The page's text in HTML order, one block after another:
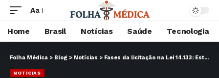
Aa
Home Brasil Notícias Saúde Tecnologia
Folha Médica > Blog > Notícias > Fases da licitação na Lei 14.133: Estratégia e gestão para contratar melhor
NOTÍCIAS